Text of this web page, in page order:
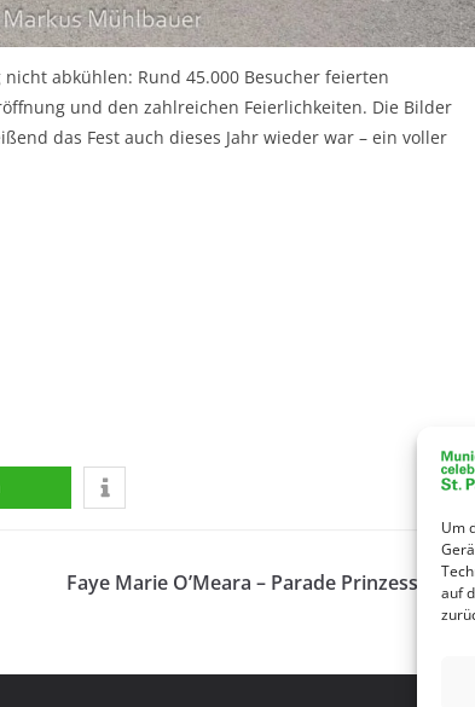
Um
auf
abkühlen: Rund 45.000 Besucher feierten
und den zahlreichen Feierlichkeiten. Die Bilder
das Fest auch dieses Jahr wieder war – ein voller
Faye Marie O’Meara – Parade Prinzessin